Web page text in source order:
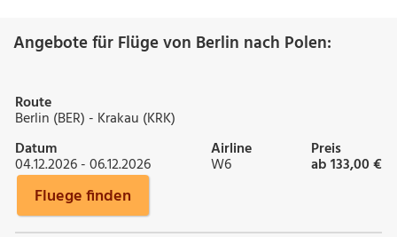
Angebote für Flüge von Berlin nach Polen:
Route
Berlin (BER) - Krakau (KRK)
Datum
04.12.2026 - 06.12.2026
Airline
W6
Preis
ab 133,00 €
Fluege finden